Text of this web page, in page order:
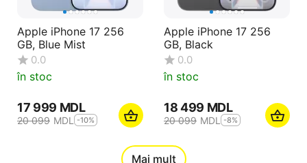
Apple iPhone 17 256
GB, Blue Mist
0.0
în stoc
17 999 MDL
20 099 MDL -10%
Apple iPhone 17 256
GB, Black
0.0
în stoc
18 499 MDL
20 099 MDL -8%
-10%
Mai mult